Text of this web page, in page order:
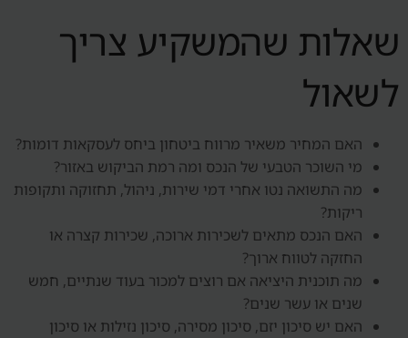
שאלות שהמשקיע צריך
לשאול
האם המחיר משאיר מרווח ביטחון ביחס לעסקאות דומות?
מי השוכר הטבעי של הנכס ומה רמת הביקוש באזור?
מה התשואה נטו אחרי דמי שירות, ניהול, תחזוקה ותקופות
ריקות?
האם הנכס מתאים לשכירות ארוכה, שכירות קצרה או
החזקה לטווח ארוך?
מה תוכנית היציאה אם רוצים למכור בעוד שנתיים, חמש
שנים או עשר שנים?
האם יש סיכון יזם, סיכון מסירה, סיכון נזילות או סיכון